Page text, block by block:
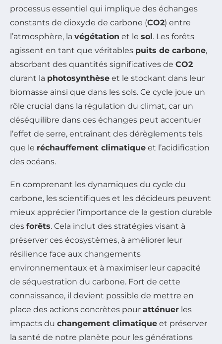
processus essentiel qui implique des échanges
constants de dioxyde de carbone (CO2) entre
l’atmosphère, la végétation et le sol. Les forêts
agissent en tant que véritables puits de carbone,
absorbant des quantités significatives de CO2
durant la photosynthèse et le stockant dans leur
biomasse ainsi que dans les sols. Ce cycle joue un
rôle crucial dans la régulation du climat, car un
déséquilibre dans ces échanges peut accentuer
l’effet de serre, entraînant des dérèglements tels
que le réchauffement climatique et l’acidification
des océans.
En comprenant les dynamiques du cycle du
carbone, les scientifiques et les décideurs peuvent
mieux apprécier l’importance de la gestion durable
des forêts. Cela inclut des stratégies visant à
préserver ces écosystèmes, à améliorer leur
résilience face aux changements
environnementaux et à maximiser leur capacité
de séquestration du carbone. Fort de cette
connaissance, il devient possible de mettre en
place des actions concrètes pour atténuer les
impacts du changement climatique et préserver
la santé de notre planète pour les générations